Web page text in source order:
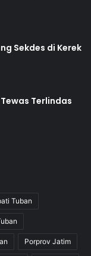
Sekdes di Kerek
Terlindas
Tuban
Porprov Jatim